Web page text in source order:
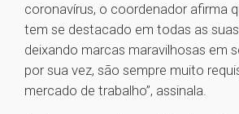
coronavírus, o coordenador afirma
tem se destacado em todas as
deixando marcas maravilhosas em
por sua vez, são sempre muito
mercado de trabalho”, assinala.